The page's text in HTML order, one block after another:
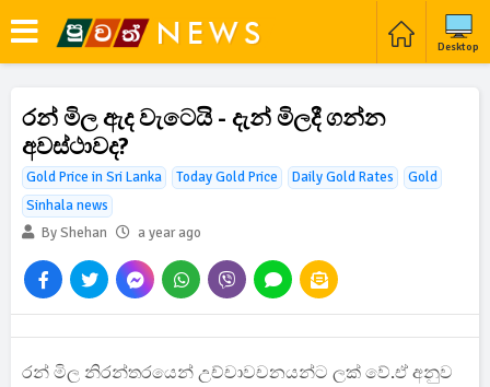
Desktop
රන් මිල ඇද වැටෙයි - දැන් මිලදී ගන්න
අවස්ථාවද?
Gold Price in Sri Lanka Today Gold Price Daily Gold Rates
Gold
Sinhala news
By Shehan
a year ago
රන් මිල නිරන්තරයෙන් උච්චාවචනයන්ට ලක් වේ.ඒ අනුව